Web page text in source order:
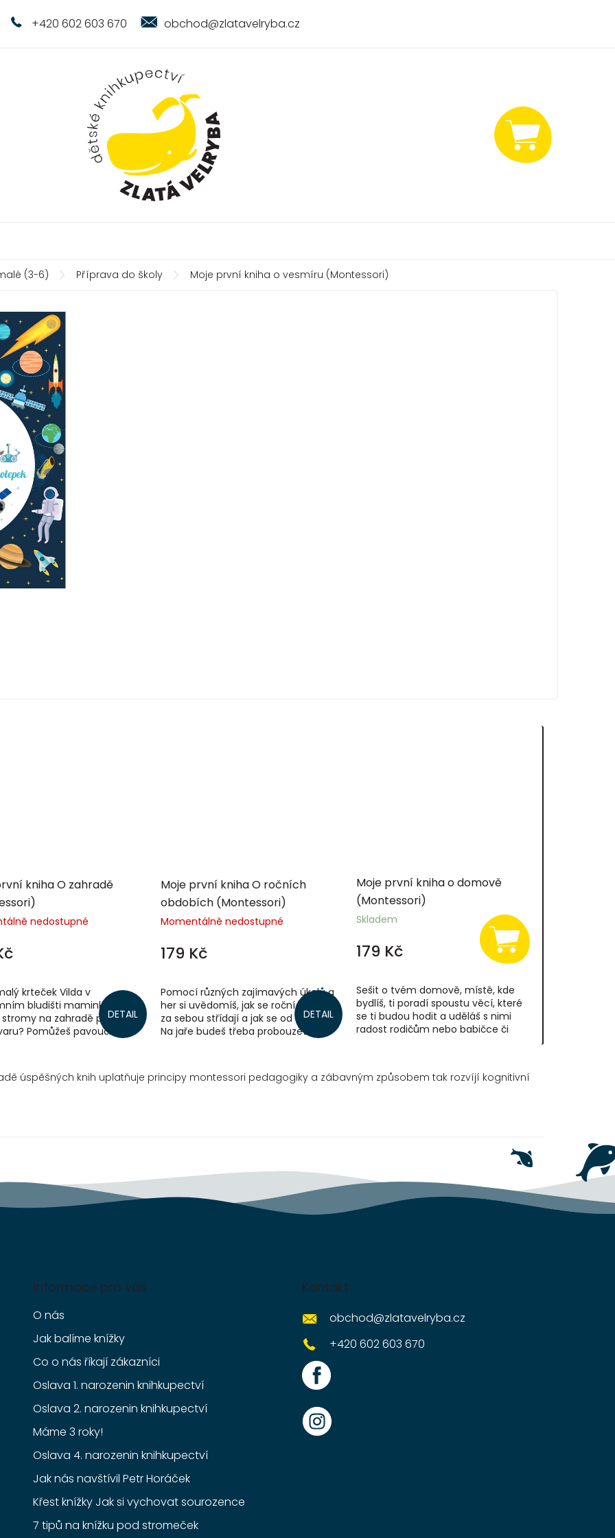
+420 602 603 670 obchod@zlatavelryba.cz
(3-6) Příprava do školy Moje první kniha o vesmíru (Montessori)
kniha O zahradě
nedostupné
DETAIL
krteček Vilda v
bludišti maminku?
stromy na zahradě podle
Pomůžeš pavoučkovi
Moje první kniha O ročních
obdobích (Montessori)
Momentálně nedostupné
179 Kč
DETAIL
Pomocí různých zajímavých úkolů a
her si uvědomíš, jak se roční období
za sebou střídají a jak se od sebe liší.
Na jaře budeš třeba probouzet
Moje první kniha o domově
(Montessori)
Skladem
179 Kč
Sešit o tvém domově, místě, kde
bydlíš, ti poradí spoustu věcí, které
se ti budou hodit a uděláš s nimi
radost rodičům nebo babičce či
úspěšných knih uplatňuje principy montessori pedagogiky a zábavným způsobem tak rozvíjí kognitivní
Informace pro vás
O nás
Jak balíme knížky
Co o nás říkají zákazníci
Oslava 1. narozenin knihkupectví
Oslava 2. narozenin knihkupectví
Máme 3 roky!
Oslava 4. narozenin knihkupectví
Jak nás navštívil Petr Horáček
Křest knížky Jak si vychovat sourozence
7 tipů na knížku pod stromeček
Kontakt
obchod@zlatavelryba.cz
+420 602 603 670